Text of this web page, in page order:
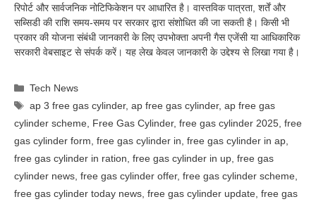
रिपोर्ट और सार्वजनिक नोटिफिकेशन पर आधारित है। वास्तविक पात्रता, शर्तें और
सब्सिडी की राशि समय-समय पर सरकार द्वारा संशोधित की जा सकती है। किसी भी
प्रकार की योजना संबंधी जानकारी के लिए उपभोक्ता अपनी गैस एजेंसी या आधिकारिक
सरकारी वेबसाइट से संपर्क करें। यह लेख केवल जानकारी के उद्देश्य से लिखा गया है।
Categories
Tech News
Tags
ap 3 free gas cylinder,ap free gas cylinder,ap free gas
cylinder scheme, Free Gas Cylinder, free gas cylinder 2025, free
gas cylinder form, free gas cylinder in, free gas cylinder in ap,
free gas cylinder in ration, free gas cylinder in up, free gas
cylinder news, free gas cylinder offer, free gas cylinder scheme,
free gas cylinder today news, free gas cylinder update, free gas